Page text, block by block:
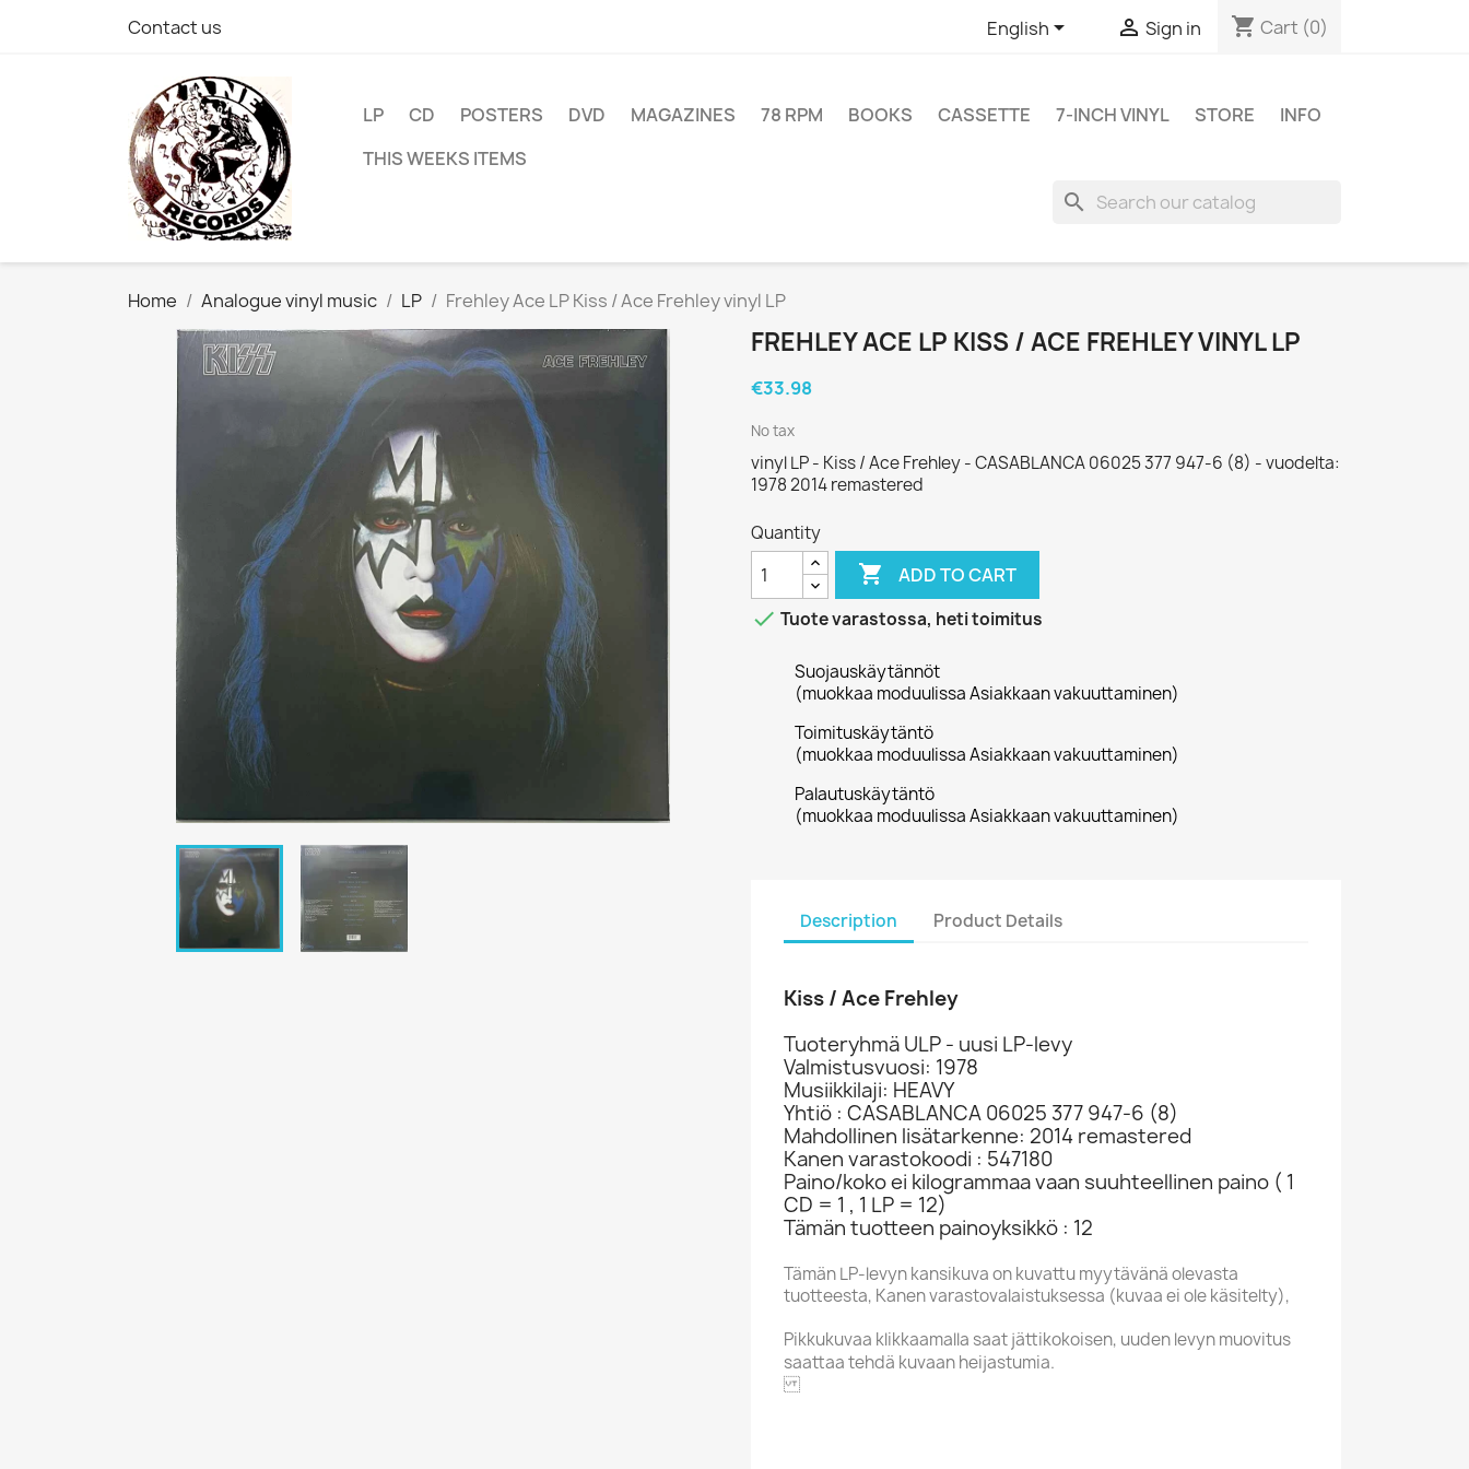
Contact us English  Sign in shopping_cart Cart (0)
LP CD POSTERS DVD MAGAZINES 78 RPM BOOKS CASSETTE 7-INCH VINYL STORE
INFO
THIS WEEKS ITEMS
search
Home Analogue vinyl music LP Frehley Ace LP Kiss / Ace Frehley vinyl LP
FREHLEY ACE LP KISS / ACE FREHLEY VINYL LP
€33.98
No tax
vinyl LP - Kiss / Ace Frehley - CASABLANCA 06025 377 947-6 (8) - vuodelta:
1978 2014 remastered
Quantity
 ADD TO CART
 Tuote varastossa, heti toimitus
Suojauskäytännöt
(muokkaa moduulissa Asiakkaan vakuuttaminen)
Toimituskäytäntö
(muokkaa moduulissa Asiakkaan vakuuttaminen)
Palautuskäytäntö
(muokkaa moduulissa Asiakkaan vakuuttaminen)
Description Product Details
Kiss / Ace Frehley
Tuoteryhmä ULP - uusi LP-levy
Valmistusvuosi: 1978
Musiikkilaji: HEAVY
Yhtiö : CASABLANCA 06025 377 947-6 (8)
Mahdollinen lisätarkenne: 2014 remastered
Kanen varastokoodi : 547180
Paino/koko ei kilogrammaa vaan suuhteellinen paino ( 1
CD = 1 , 1 LP = 12)
Tämän tuotteen painoyksikkö : 12
Tämän LP-levyn kansikuva on kuvattu myytävänä olevasta
tuotteesta, Kanen varastovalaistuksessa (kuvaa ei ole käsitelty),
Pikkukuvaa klikkaamalla saat jättikokoisen, uuden levyn muovitus
saattaa tehdä kuvaan heijastumia.